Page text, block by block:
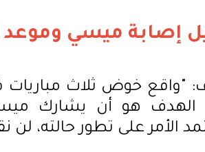
إصابة ميسي وموعد
"واقع خوض ثلاث مباريات
الهدف هو أن يشارك
الأمر على تطور حالته، لن